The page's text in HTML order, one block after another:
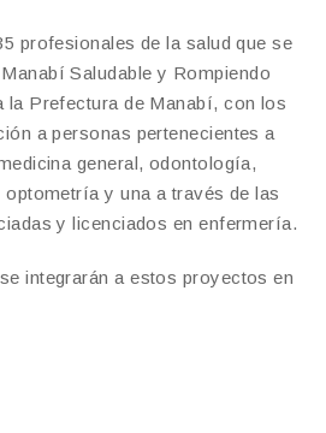
profesionales de la salud que se
Saludable y Rompiendo
la Prefectura de Manabí, con los
a personas pertenecientes a
general, odontología,
y una a través de las
y licenciados en enfermería.
integrarán a estos proyectos en